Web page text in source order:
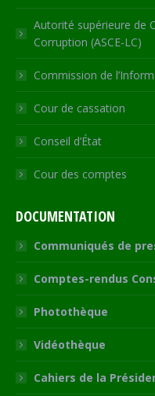
Autorité supérieure de
Corruption (ASCE-LC)
Commission de
Cour de cassation
Conseil d’État
Cour des comptes
DOCUMENTATION
Communiqués de
Comptes-rendus
Photothèque
Vidéothèque
Cahiers de la